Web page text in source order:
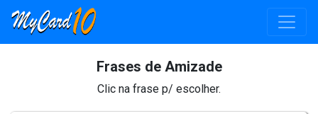
Frases de Amizade
Clic na frase p/ escolher.